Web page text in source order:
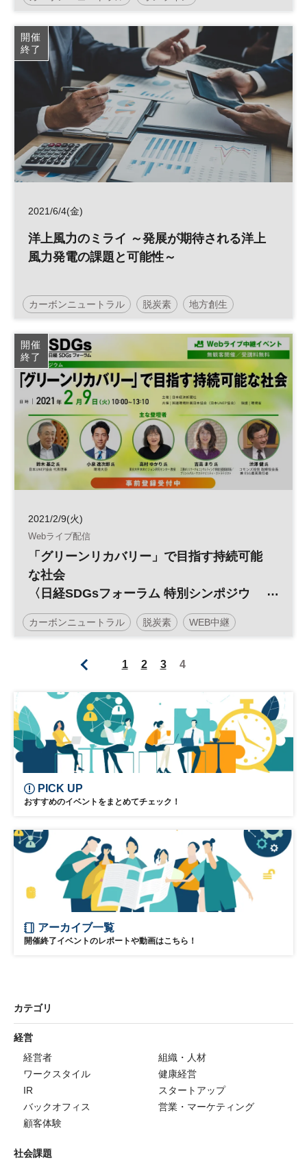
日経SDGsフェス SDGs 水素
日経社会イノベーションフォーラム
開催
終了
2021/6/4(金)
洋上風力のミライ ～発展が期待される洋上
風力発電の課題と可能性～
カーボンニュートラル 脱炭素 地方創生
再生可能エネルギー
開催
終了
2021/2/9(火)
Webライブ配信
「グリーンリカバリー」で目指す持続可能
な社会
〈日経SDGsフォーラム 特別シンポジウ
ム〉
カーボンニュートラル 脱炭素 WEB中継
1 2 3 4
PICK UP
おすすめのイベントをまとめてチェック！
アーカイブ一覧
開催終了イベントのレポートや動画はこちら！
カテゴリ
経営
経営者
組織・人材
ワークスタイル
健康経営
IR
スタートアップ
バックオフィス
営業・マーケティング
顧客体験
社会課題